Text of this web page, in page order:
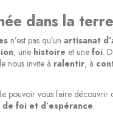
dans la terre
n’est pas qu’un artisanat
, une histoire et une foi.
nous invite à ralentir, à
pouvoir vous faire découvrir
foi et d’espérance.